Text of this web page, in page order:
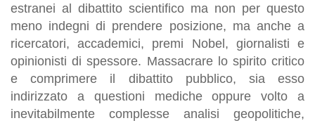
estranei al dibattito scientifico ma non per questo
meno indegni di prendere posizione, ma anche a
ricercatori, accademici, premi Nobel, giornalisti e
opinionisti di spessore. Massacrare lo spirito critico
e comprimere il dibattito pubblico, sia esso
indirizzato a questioni mediche oppure volto a
inevitabilmente complesse analisi geopolitiche,